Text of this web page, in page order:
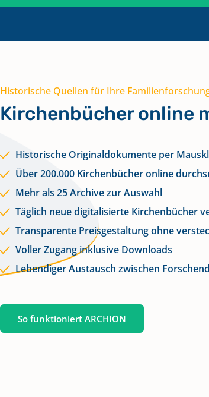
Historische Quellen für Ihre
Kirchenbücher online
Historische Originaldokumente per
Über 200.000 Kirchenbücher online
Mehr als 25 Archive zur Auswahl
Täglich neue digitalisierte Kirchenbücher
Transparente Preisgestaltung ohne
Voller Zugang inklusive Downloads
Lebendiger Austausch zwischen
So funktioniert ARCHION